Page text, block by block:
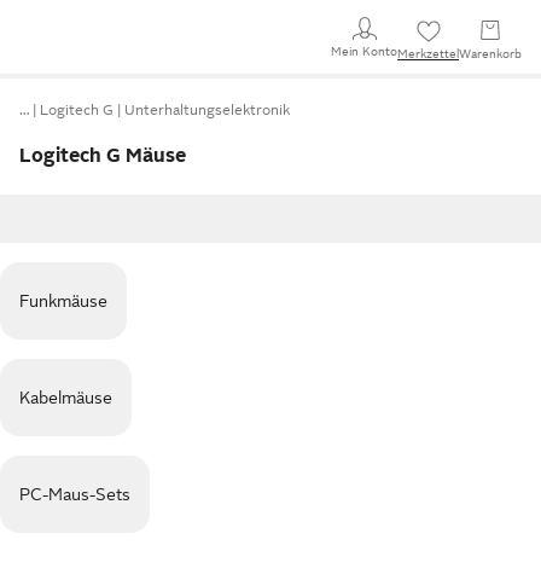
Mein KontoMerkzettel Warenkorb
… Logitech G Unterhaltungselektronik
Logitech G Mäuse
Funkmäuse
Kabelmäuse
PC-Maus-Sets